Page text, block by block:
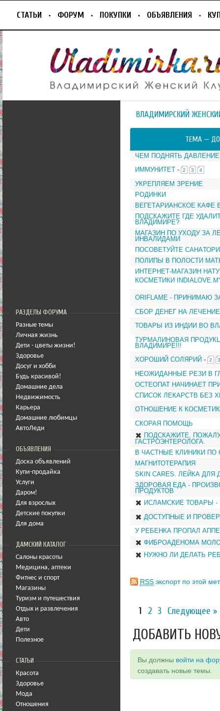
СТАТЬИ ФОРУМ ПОКУПКИ ОБЪЯВЛЕНИЯ
РАЗДЕЛЫ ФОРУМА
Разные темы
Личная жизнь
Дети - цветы жизни!
Здоровье
Досуг и хобби
Будь красивой!
Домашние дела
Недвижимость
Карьера
Домашние любимцы
АвтоЛеди
ОБЪЯВЛЕНИЯ
Доска объявлений
Купи-продайка
Услуги
Даром!
Для взрослых
Детские покупки
Для дома
ДАМСКИЙ КАТАЛОГ
Салоны красоты
Медицина, аптеки
Фитнес и спорт
Магазины
Туризм и путешествия
Отдых и развлечения
Авто
Дети
Полезное
СТАТЬИ
Красота
Здоровье
Мода
Отношения
ВЛАДИМИРСКИЙ
ТЕМА —
ЧЕМ ПОДНЯТЬ
ИММУНИТЕТ - 2 3 4
УКРЕПЛЯЕМ ЗРЕНИЕ
РОДИНКИ
ВЕГЕТАРИАНСКОЕ КАФЕ
ПОДСКАЖИТЕ ГДЕ
ВЛАДИМИРЕ?
МАГАЗИН ПО УХОДУ ЗА
ИНВАЛИДАМИ
ПОСОВEТУЙТE
ПОЛИПЫ В ПОЛОСТИ
ИНТЕРНЕТ-МАГАЗИН
КОСМЕТИКИ
ORIFLAME - ПРИНИМАЮ
СБОР ДЕНЕГ НА
ТОВАРЫ ИЗ ИНДИИ ВО
ТУРМАЛИНОВАЯ
ВЛАДИМИРЕ!!!
ХОРОШИЙ СОЛЯРИЙ - 2 3
НЕОЖИДАННЫЕ РЕЗИ В
ОСТЕОПАТ НАЧИНАЕТ
СПИСОК ЛЕКАРСТВ БЕЗ
ОТНОШЕНИЕ К
СКОРАЯ ПОМОЩЬ
ПОДСКАЖИТЕ,
ГАСТРОЭНТЕРОЛОГА.
В ЧАСТНЫЕ КЛИНИКИ ПО
МАГНИТОТЕРАПИЯ
SKIN CARES. ЛЕЙКА ДЛЯ
ЗДОРОВАЯ ЕДА -
ПРОДУКТОВ
ИСЛАМСКИЕ ТОВАРЫ -
ДОСТУПНЫЕ И
У РЕБЕНКА ПРОПАЛ
ФИБРОАДЕНОМА
НУЖНО ЛИ ДЕЛАТЬ
RSS экспорт по этой
1 2 3 Следующее »
ДОБАВИТЬ
Вы должны войти на
создавать новые темы.